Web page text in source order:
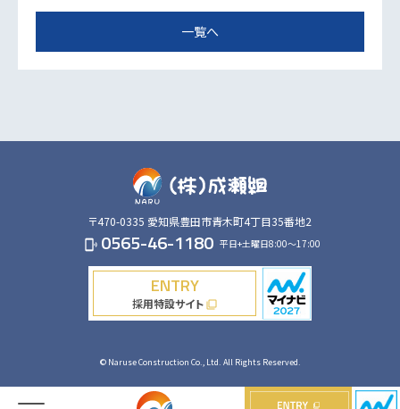
一覧へ
〒470-0335 愛知県豊田市青木町4丁目35番地2
phonelink_ring 0565-46-1180 平日+土曜日8:00～17:00
ENTRY
採用特設サイトfilter_none
© Naruse Construction Co., Ltd. All Rights Reserved.